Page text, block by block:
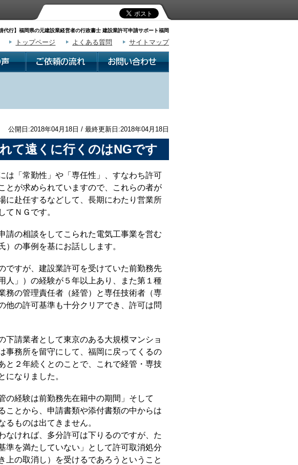
代行】福岡県の元建設業経営者の行政書士 建設業許可申請サポート福岡
トップページ よくある質問 サイトマップ
公開日:2018年04月18日 / 最終更新日:2018年04月18日
て遠くに行くのはNGです
は「常勤性」や「専任性」、すなわち許可
とが求められていますので、これらの者が
に赴任するなどして、長期にわたり営業所
てＮＧです。
請の相談をしてこられた電気工事業を営む
の事例を基にお話しします。
ですが、建設業許可を受けていた前勤務先
人」）の経験が５年以上あり、また第１種
務の管理責任者（経管）と専任技術者（専
他の許可基準も十分クリアでき、許可は問
下請業者として東京のある大規模マンショ
事務所を留守にして、福岡に戻ってくるの
と２年続くとのことで、これで経管・専技
になりました。
の経験は前勤務先在籍中の期間」そして
ことから、申請書類や添付書類の中からは
るものは出てきません。
なければ、多分許可は下りるのですが、た
準を満たしていない」として許可取消処分
上の取消し）を受けるであろうということ